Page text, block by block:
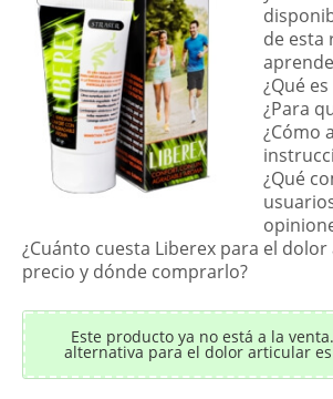
de esta
¿Qué
¿Para
¿Cómo
¿Qué
¿Cuánto cuesta Liberex para el
precio y dónde comprarlo?
Este producto ya no está a la
alternativa para el dolor articular es